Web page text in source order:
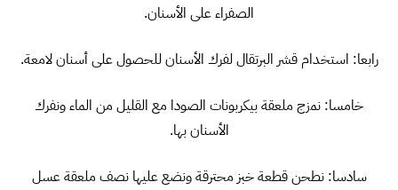
الصفراء على الأسنان.
رابعا: استخدام قشر البرتقال لفرك الأسنان للحصول على أسنان لامعة.
خامسا: نمزج ملعقة بيكربونات الصودا مع القليل من الماء ونفرك
الأسنان بها.
سادسا: نطحن قطعة خبز محترقة ونضع عليها نصف ملعقة عسل